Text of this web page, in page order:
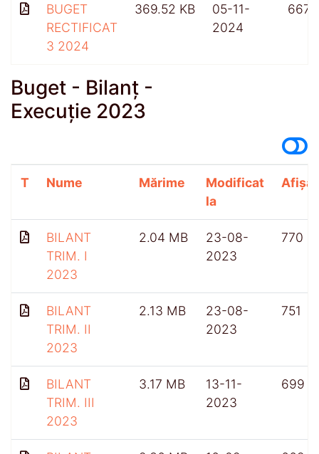
BUGET
RECTIFICAT
3 2024
369.52 KB
05-11-
2024
667
Buget - Bilanț -
Execuție 2023
T Nume Mărime
Modificat
la
BILANT
TRIM. I
2023
2.04 MB
23-08-
2023
770
BILANT
TRIM. II
2023
2.13 MB
23-08-
2023
751
BILANT
TRIM. III
2023
3.17 MB
13-11-
2023
699